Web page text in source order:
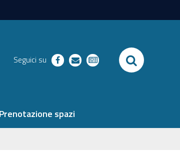
Seguici su facebookrichiestenewsletter SEARCH
Prenotazione spazi